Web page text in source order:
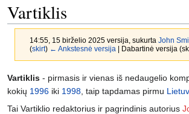
Vartiklis
14:55, 15 birželio 2025 versija, sukurta John
(skirt) ← Ankstesnė versija | Dabartinė versija
Jump
to
navigation
Jump
to
search
Vartiklis - pirmasis ir vienas iš nedaugelio
kokių 1996 iki 1998 , taip tapdamas pirmu
Tai Vartiklio redaktorius ir pagrindinis autorius